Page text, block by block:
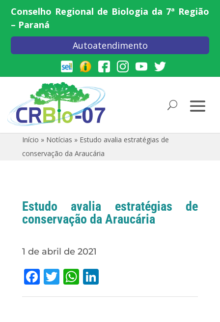
Conselho Regional de Biologia da 7ª Região
– Paraná
Autoatendimento
Início » Notícias » Estudo avalia estratégias de
conservação da Araucária
Estudo avalia estratégias de
conservação da Araucária
1 de abril de 2021
Facebook
Twitter
WhatsApp
LinkedIn